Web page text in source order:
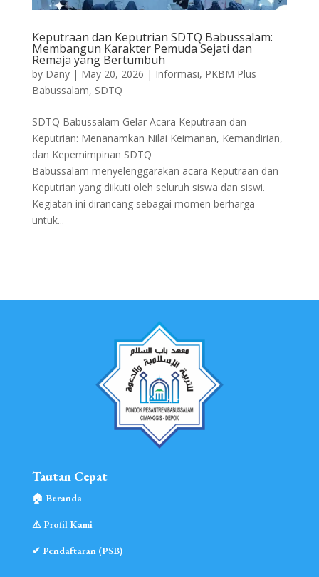
Keputraan dan Keputrian SDTQ Babussalam:
Membangun Karakter Pemuda Sejati dan
Remaja yang Bertumbuh
by Dany| May 20, 2026 | Informasi, PKBM Plus
Babussalam, SDTQ
SDTQ Babussalam Gelar Acara Keputraan dan
Keputrian: Menanamkan Nilai Keimanan, Kemandirian,
dan Kepemimpinan SDTQ
Babussalam menyelenggarakan acara Keputraan dan
Keputrian yang diikuti oleh seluruh siswa dan siswi.
Kegiatan ini dirancang sebagai momen berharga
untuk...
Tautan Cepat
🏠︎ Beranda
⚠︎ Profil Kami
✔ Pendaftaran (PSB)